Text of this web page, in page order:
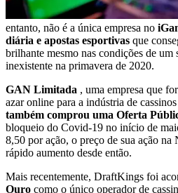
entanto, não é a única empresa no
diária e apostas esportivas que
brilhante mesmo nas condições de um
inexistente na primavera de 2020.
GAN Limitada , uma empresa que
azar online para a indústria de
também comprou uma Oferta
bloqueio do Covid-19 no início de
8,50 por ação, o preço de sua ação
rápido aumento desde então.
Mais recentemente, DraftKings foi
Ouro como o único operador de